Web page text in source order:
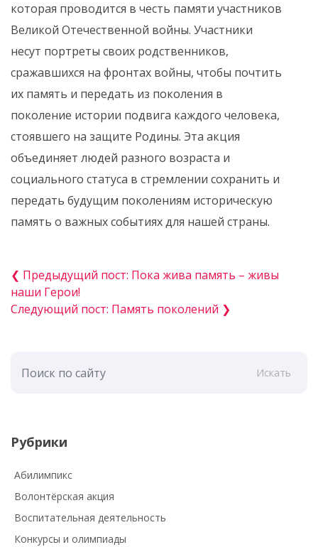
которая проводится в честь памяти участников
Великой Отечественной войны. Участники
несут портреты своих родственников,
сражавшихся на фронтах войны, чтобы почтить
их память и передать из поколения в
поколение истории подвига каждого человека,
стоявшего на защите Родины. Эта акция
объединяет людей разного возраста и
социального статуса в стремлении сохранить и
передать будущим поколениям историческую
память о важных событиях для нашей страны.
❮ Предыдущий пост: Пока жива память – живы
наши Герои!
Следующий пост: Память поколений ❯
Искать
Рубрики
Абилимпикс
Волонтёрская акция
Воспитательная деятельность
Конкурсы и олимпиады